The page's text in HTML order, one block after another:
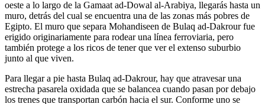
oeste a lo largo de la Gamaat ad-Dowal al-Arabiya, llegarás hasta un
muro, detrás del cual se encuentra una de las zonas más pobres de
Egipto. El muro que separa Mohandiseen de Bulaq ad-Dakrour fue
erigido originariamente para rodear una línea ferroviaria, pero
también protege a los ricos de tener que ver el extenso suburbio
junto al que viven.
Para llegar a pie hasta Bulaq ad-Dakrour, hay que atravesar una
estrecha pasarela oxidada que se balancea cuando pasan por debajo
los trenes que transportan carbón hacia el sur. Conforme uno se